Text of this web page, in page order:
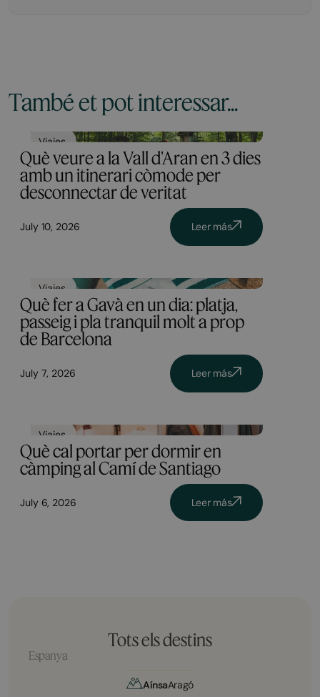
També et pot interessar...
Viajes
Què veure a la Vall d'Aran en 3 dies
amb un itinerari còmode per
desconnectar de veritat
July 10, 2026 Leer más
Viajes
Què fer a Gavà en un dia: platja,
passeig i pla tranquil molt a prop
de Barcelona
July 7, 2026 Leer más
Viajes
Què cal portar per dormir en
càmping al Camí de Santiago
July 6, 2026 Leer más
Tots els destins
Espanya
AínsaAragó